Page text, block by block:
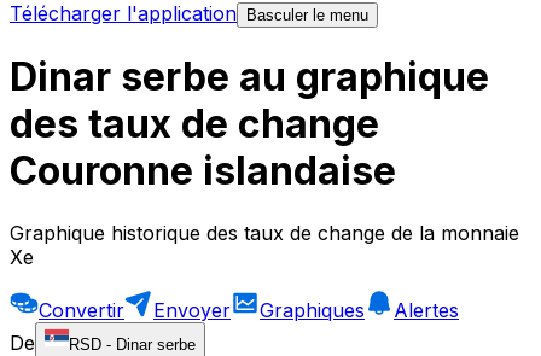
Télécharger l'application
Basculer le menu
Dinar serbe au graphique
des taux de change
Couronne islandaise
Graphique historique des taux de change de la monnaie
Xe
Convertir Envoyer Graphiques
Alertes
De
RSD - Dinar serbe